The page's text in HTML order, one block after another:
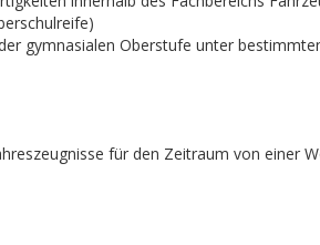
gymnasialen Oberstufe unter
für den Zeitraum von einer